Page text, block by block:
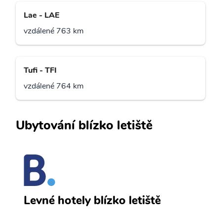
Lae - LAE
vzdálené 763 km
Tufi - TFI
vzdálené 764 km
Ubytování blízko letiště
Levné hotely blízko letiště